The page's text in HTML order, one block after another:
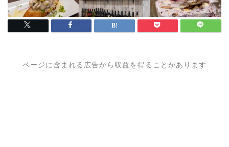
ページに含まれる広告から収益を得ることがあります